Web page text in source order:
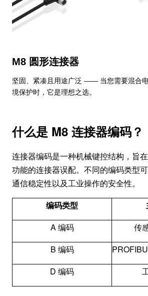
M8 圆形连接器
坚固、紧凑且用途广泛 —— 当您需要混合
境保护时，它是理想之选。
什么是 M8 连接器编码？
连接器编码是一种机械键控结构，旨
功能的连接器误配。不同的编码类型可
通信稳定性以及工业操作的安全性。
编码类型
A 编码
传
B 编码
D 编码